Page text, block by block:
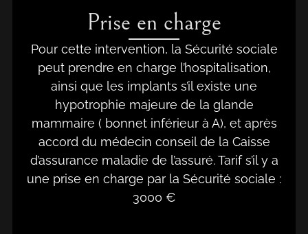
Prise en charge
Pour cette intervention, la Sécurité sociale
peut prendre en charge l’hospitalisation,
ainsi que les implants s’il existe une
hypotrophie majeure de la glande
mammaire ( bonnet inférieur à A), et après
accord du médecin conseil de la Caisse
d’assurance maladie de l’assuré. Tarif s’il y a
une prise en charge par la Sécurité sociale :
3000 €